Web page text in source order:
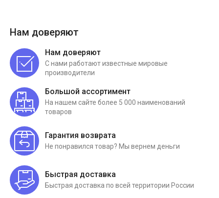
Нам доверяют
Нам доверяют
С нами работают известные мировые
производители
Большой ассортимент
На нашем сайте более 5 000 наименований
товаров
Гарантия возврата
Не понравился товар? Мы вернем деньги
Быстрая доставка
Быстрая доставка по всей территории России